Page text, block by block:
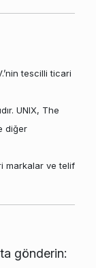
tescilli ticari
UNIX, The
diğer
markalar ve telif
gönderin: